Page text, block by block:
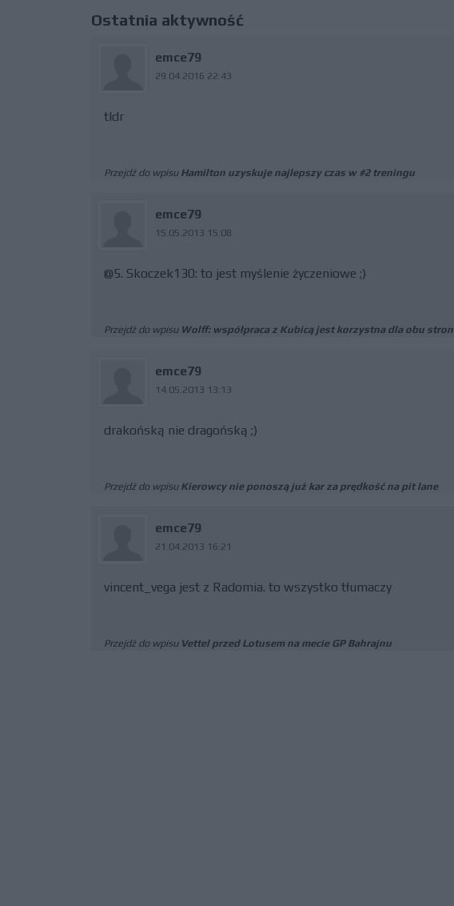
Ostatnia aktywność
emce79
29.04.2016 22:43
tldr
Przejdź do wpisu Hamilton uzyskuje najlepszy czas w #2 treningu
emce79
15.05.2013 15:08
@5. Skoczek130: to jest myślenie życzeniowe ;)
Przejdź do wpisu Wolff: współpraca z Kubicą jest korzystna dla obu stron
emce79
14.05.2013 13:13
drakońską nie dragońską ;)
Przejdź do wpisu Kierowcy nie ponoszą już kar za prędkość na pit lane
emce79
21.04.2013 16:21
vincent_vega jest z Radomia. to wszystko tłumaczy
Przejdź do wpisu Vettel przed Lotusem na mecie GP Bahrajnu